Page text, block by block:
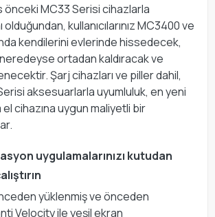
önceki MC33 Serisi cihazlarla
kullanıcılarınız MC3400 ve
kendilerini evlerinde hissedecek,
ortadan kaldıracak ve
Şarj cihazları ve piller dahil,
aksesuarlarla uyumluluk, en yeni
cihazına uygun maliyetli bir
uygulamalarınızı kutudan
yüklenmiş ve önceden
Velocity ile yeşil ekran